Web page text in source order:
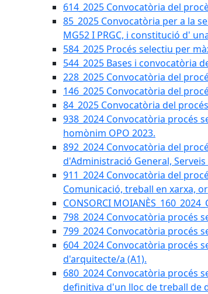
614_2025 Convocatòria del
85_2025 Convocatòria per a la
MG52 I PRGC, i constitució d'
584_2025 Procés selectiu per
544_2025 Bases i convocatòria
228_2025 Convocatòria del
146_2025 Convocatòria del
84_2025 Convocatòria del
938_2024 Convocatòria procés
homònim OPO 2023.
892_2024 Convocatòria del
d'Administració General,
911_2024 Convocatòria del
Comunicació, treball en xarxa,
CONSORCI
798_2024 Convocatòria procés
799_2024 Convocatòria procés
604_2024 Convocatòria procés
d'arquitecte/a (A1).
680_2024 Convocatòria procés
definitiva d'un lloc de treball